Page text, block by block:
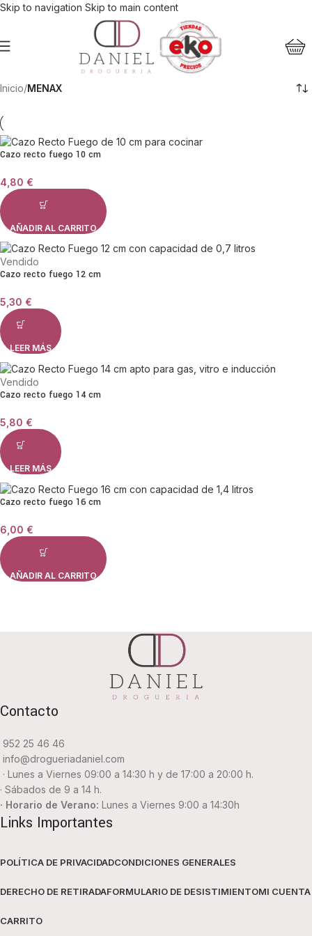
Skip to navigation Skip to main content
Inicio/MENAX
Cazo recto fuego 10 cm
4,80 €
AÑADIR AL CARRITO
Vendido
Cazo recto fuego 12 cm
5,30 €
LEER MÁS
Vendido
Cazo recto fuego 14 cm
5,80 €
LEER MÁS
Cazo recto fuego 16 cm
6,00 €
AÑADIR AL CARRITO
Contacto
952 25 46 46
info@drogueriadaniel.com
· Lunes a Viernes 09:00 a 14:30 h y de 17:00 a 20:00 h.
· Sábados de 9 a 14 h.
· Horario de Verano: Lunes a Viernes 9:00 a 14:30h
Links Importantes
POLÍTICA DE PRIVACIDADCONDICIONES GENERALES
DERECHO DE RETIRADAFORMULARIO DE DESISTIMIENTOMI CUENTA
CARRITO